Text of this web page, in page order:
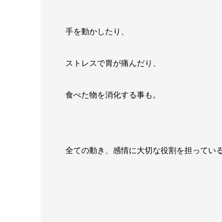
手を動かしたり、
ストレスで胃が痛んだり、
食べた物を消化する事も。
全ての動き、感情に大切な役割を担ってい